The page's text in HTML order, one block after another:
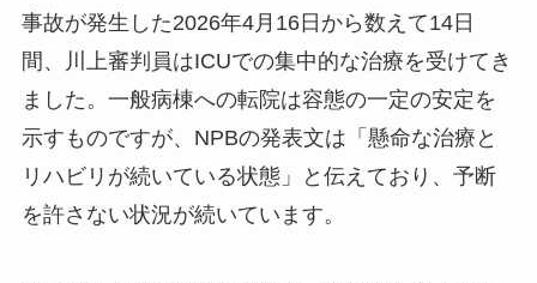
事故が発生した2026年4月16日から数えて14日
間、川上審判員はICUでの集中的な治療を受けてき
ました。一般病棟への転院は容態の一定の安定を
示すものですが、NPBの発表文は「懸命な治療と
リハビリが続いている状態」と伝えており、予断
を許さない状況が続いています。